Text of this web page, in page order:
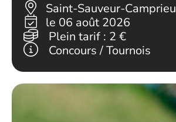
Saint-Sauveur-Camprieu
le 06 août 2026
Plein tarif : 2 €
Concours / Tournois